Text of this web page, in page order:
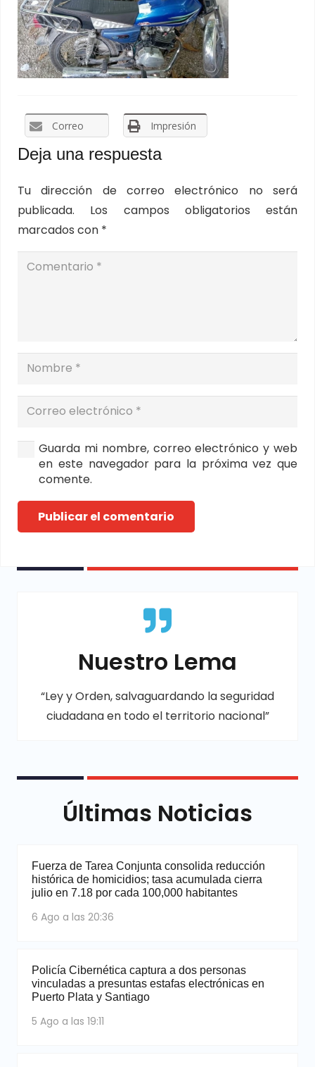
Correo Impresión
Deja una respuesta
Tu dirección de correo electrónico no será
publicada.
Los campos obligatorios están
marcados con *
Guarda mi nombre, correo electrónico y web
en este navegador para la próxima vez que
comente.
Publicar el comentario
Nuestro Lema
“Ley y Orden, salvaguardando la seguridad
ciudadana en todo el territorio nacional”
Últimas Noticias
Fuerza de Tarea Conjunta consolida reducción
histórica de homicidios; tasa acumulada cierra
julio en 7.18 por cada 100,000 habitantes
6 Ago a las 20:36
Policía Cibernética captura a dos personas
vinculadas a presuntas estafas electrónicas en
Puerto Plata y Santiago
5 Ago a las 19:11